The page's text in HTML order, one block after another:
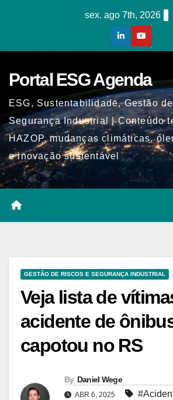
sex. ago 7th, 2026
Portal ESG Agenda
ESG, Sustentabilidade, Gestão
Segurança Industrial | Conteúdo
HAZOP, mudanças climáticas,
e inovação sustentável
GESTÃO DE RISCOS E SEGURANÇA INDUSTRIAL
Veja lista de
acidente de
capotou no RS
By Daniel Wege
ABR 6, 2025